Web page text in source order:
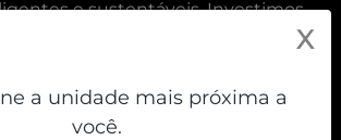
e sustentáveis. Investimos
X
a unidade mais próxima a
você.